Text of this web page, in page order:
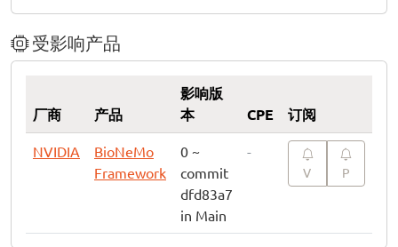
受影响产品
厂商 产品
影响版
本
CPE 订阅
NVIDIA
BioNeMo
Framework
0 ~
commit
dfd83a7
in Main
-
V P